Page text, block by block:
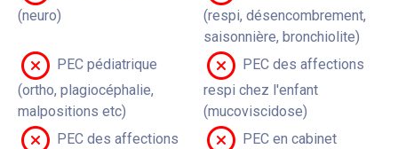
(neuro)
(respi, désencombrement,
saisonnière, bronchiolite)
PEC pédiatrique
(ortho, plagiocéphalie,
malpositions etc)
PEC des affections
respi chez l'enfant
(mucoviscidose)
PEC des affections
PEC en cabinet